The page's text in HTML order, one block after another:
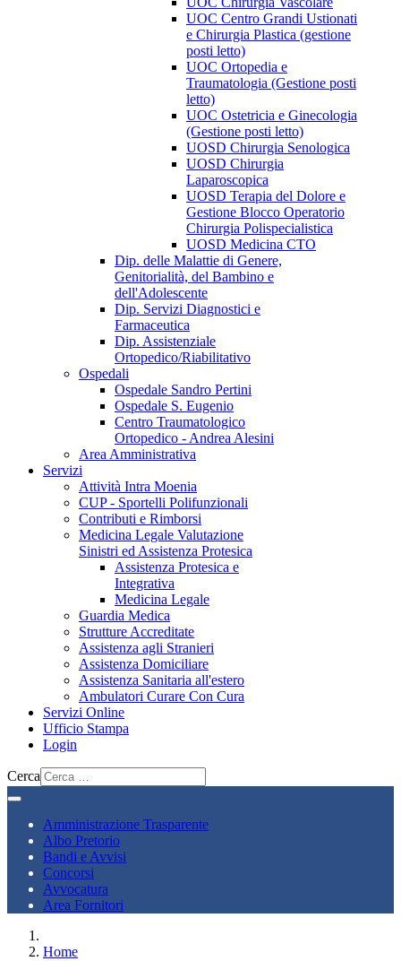
UOC Centro Grandi Ustionati
e Chirurgia Plastica (gestione
posti letto)
UOC Ortopedia e
Traumatologia (Gestione posti
letto)
UOC Ostetricia e Ginecologia
(Gestione posti letto)
UOSD Chirurgia Senologica
UOSD Chirurgia
Laparoscopica
UOSD Terapia del Dolore e
Gestione Blocco Operatorio
Chirurgia Polispecialistica
UOSD Medicina CTO
Dip. delle Malattie di Genere,
Genitorialità, del Bambino e
dell'Adolescente
Dip. Servizi Diagnostici e
Farmaceutica
Dip. Assistenziale
Ortopedico/Riabilitativo
Ospedali
Ospedale Sandro Pertini
Ospedale S. Eugenio
Centro Traumatologico
Ortopedico - Andrea Alesini
Area Amministrativa
Servizi
Attività Intra Moenia
CUP - Sportelli Polifunzionali
Contributi e Rimborsi
Medicina Legale Valutazione
Sinistri ed Assistenza Protesica
Assistenza Protesica e
Integrativa
Medicina Legale
Guardia Medica
Strutture Accreditate
Assistenza agli Stranieri
Assistenza Domiciliare
Assistenza Sanitaria all'estero
Ambulatori Curare Con Cura
Servizi Online
Ufficio Stampa
Login
Cerca
Amministrazione Trasparente
Albo Pretorio
Bandi e Avvisi
Concorsi
Avvocatura
Area Fornitori
Home